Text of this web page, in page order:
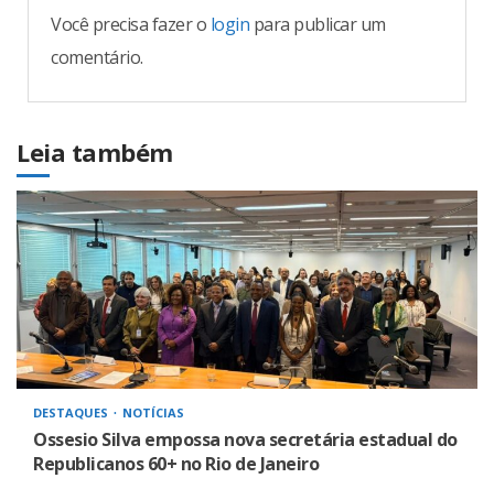
Você precisa fazer o login para publicar um
comentário.
Leia também
DESTAQUES NOTÍCIAS
Ossesio Silva empossa nova secretária estadual do
Republicanos 60+ no Rio de Janeiro